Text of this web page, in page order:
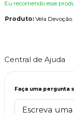
Eu recomendo esse
Produto:Vela
Central de Ajuda
Faça uma pergunta